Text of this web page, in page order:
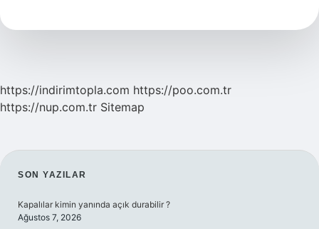
https://indirimtopla.com https://poo.com.tr
https://nup.com.tr Sitemap
SIDEBAR
SON YAZILAR
Kapalılar kimin yanında açık durabilir ?
Ağustos 7, 2026